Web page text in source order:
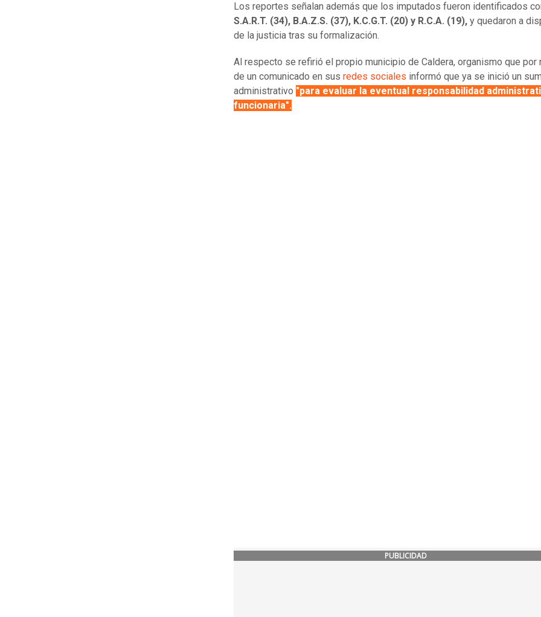
Los reportes señalan además que los imputados fueron identificados
S.A.R.T. (34), B.A.Z.S. (37), K.C.G.T. (20) y R.C.A. (19), y quedaron a
de la justicia tras su formalización.
Al respecto se refirió el propio municipio de Caldera, organismo que por
de un comunicado en sus redes sociales informó que ya se inició un
administrativo "para evaluar la eventual responsabilidad
funcionaria".
PUBLICIDAD